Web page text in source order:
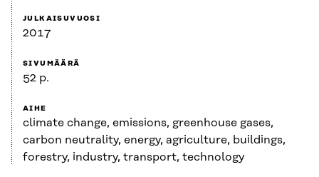
JULKAISUVUOSI
2017
SIVUMÄÄRÄ
52 p.
AIHE
climate change, emissions, greenhouse gases,
carbon neutrality, energy, agriculture, buildings,
forestry, industry, transport, technology